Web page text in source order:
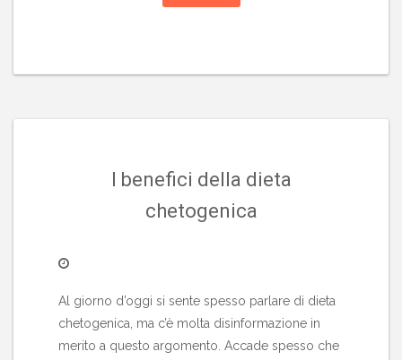
I benefici della dieta
chetogenica
Al giorno d’oggi si sente spesso parlare di dieta
chetogenica, ma c’è molta disinformazione in
merito a questo argomento. Accade spesso che